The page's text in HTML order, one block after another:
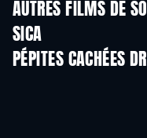
AUTRES FILMS DE
SICA
PÉPITES CACHÉES